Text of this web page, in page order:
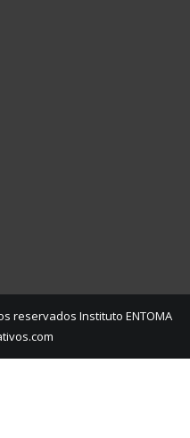
reservados Instituto ENTOMA